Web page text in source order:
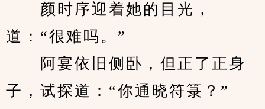
颜时序迎着她的目光，
道：“很难吗。”
阿宴依旧侧卧，但正了正身
子，试探道：“你通晓符箓？”